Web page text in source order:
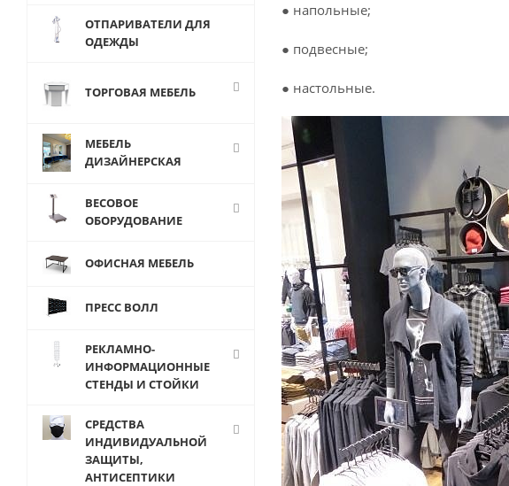
● напольные;
● подвесные;
● настольные.
ОТПАРИВАТЕЛИ ДЛЯ
ОДЕЖДЫ
ТОРГОВАЯ МЕБЕЛЬ
МЕБЕЛЬ
ДИЗАЙНЕРСКАЯ
ВЕСОВОЕ
ОБОРУДОВАНИЕ
ОФИСНАЯ МЕБЕЛЬ
ПРЕСС ВОЛЛ
РЕКЛАМНО-
ИНФОРМАЦИОННЫЕ
СТЕНДЫ И СТОЙКИ
СРЕДСТВА
ИНДИВИДУАЛЬНОЙ
ЗАЩИТЫ,
АНТИСЕПТИКИ